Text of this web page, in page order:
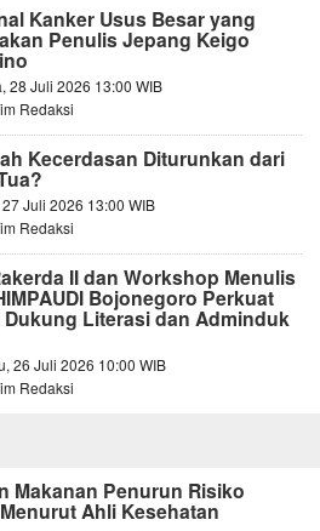
Kanker Usus Besar yang
Penulis Jepang Keigo
28 Juli 2026 13:00 WIB
Redaksi
Kecerdasan Diturunkan dari
Juli 2026 13:00 WIB
Redaksi
II dan Workshop Menulis
Bojonegoro Perkuat
Literasi dan Adminduk
26 Juli 2026 10:00 WIB
Redaksi
Makanan Penurun Risiko
Ahli Kesehatan